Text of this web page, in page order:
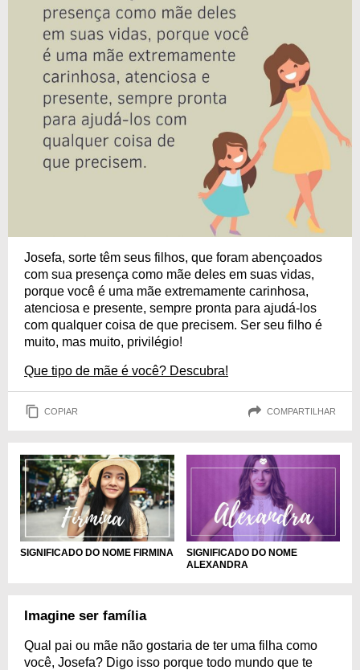
Josefa, sorte têm seus filhos, que foram abençoados
com sua presença como mãe deles em suas vidas,
porque você é uma mãe extremamente carinhosa,
atenciosa e presente, sempre pronta para ajudá-los
com qualquer coisa de que precisem. Ser seu filho é
muito, mas muito, privilégio!
Que tipo de mãe é você? Descubra!
COPIAR COMPARTILHAR
SIGNIFICADO DO NOME FIRMINA
SIGNIFICADO DO NOME
ALEXANDRA
Imagine ser família
Qual pai ou mãe não gostaria de ter uma filha como
você, Josefa? Digo isso porque todo mundo que te